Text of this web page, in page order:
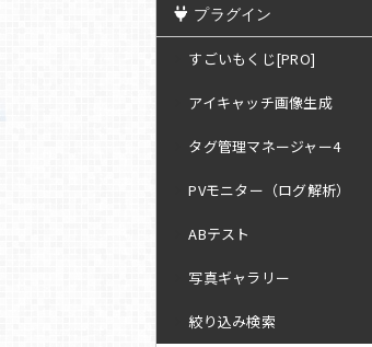
プラグイン
すごいもくじ[PRO]
アイキャッチ画像生成
タグ管理マネージャー4
PVモニター（ログ解析）
ABテスト
写真ギャラリー
絞り込み検索